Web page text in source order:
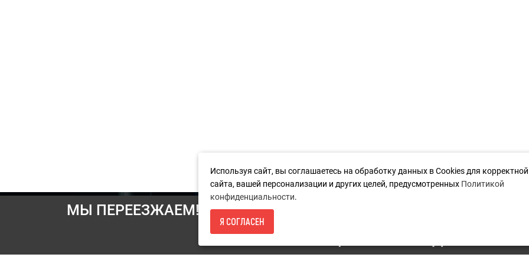
МЫ ПЕРЕЕЗЖАЕМ! С 21 ИЮЛЯ МАГАЗИН БУДЕТ РАБОТАТЬ ПО
ИНФОРМАЦИЯ О ПЕРЕЕЗДЕ ПО
Информация
Акции
Используя сайт, вы соглашаетесь на обработку данных в Cookies для
сайта, вашей персонализации и других целей, предусмотренных Политикой
конфиденциальности.
Я СОГЛАСЕН